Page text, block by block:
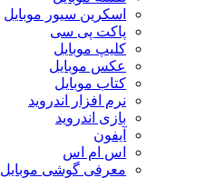
اسکرین سیور موبایل
پاکت پی سی
کلیپ موبایل
عکس موبایل
کتاب موبایل
نرم افزار اندروید
بازی اندروید
آیفون
اس ام اس
معرفی گوشی موبایل